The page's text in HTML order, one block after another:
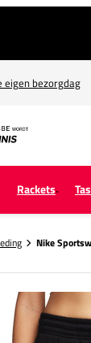
eigen bezorgdag
Rackets
Nike